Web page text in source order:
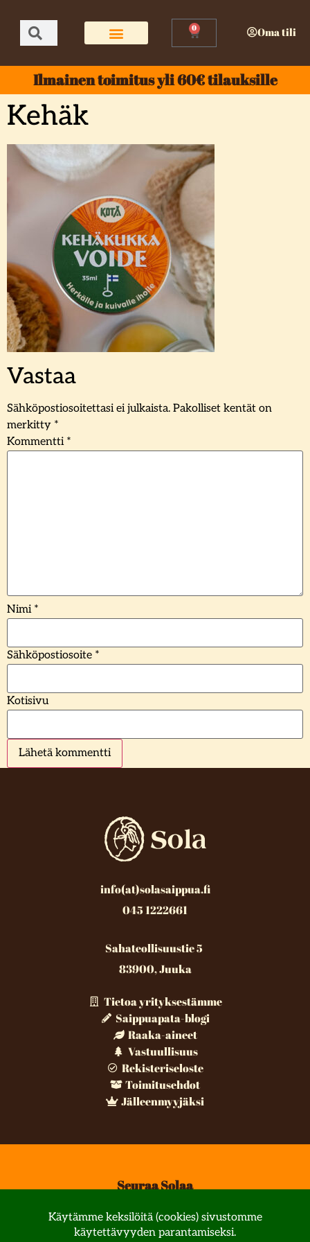
0 Oma tili
Ilmainen toimitus yli 60€ tilauksille
Kehäk
Vastaa
Sähköpostiosoitettasi ei julkaista. Pakolliset kentät on
merkitty *
Kommentti *
Nimi *
Sähköpostiosoite *
Kotisivu
info(at)solasaippua.fi
045 1222661
Sahateollisuustie 5
83900, Juuka
Tietoa yrityksestämme
Saippuapata-blogi
Raaka-aineet
Vastuullisuus
Rekisteriseloste
Toimitusehdot
Jälleenmyyjäksi
Seuraa Solaa